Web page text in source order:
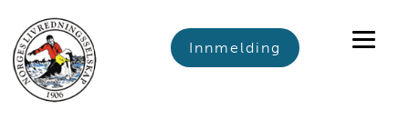
primary
navigation
main
content
footer
Innmelding